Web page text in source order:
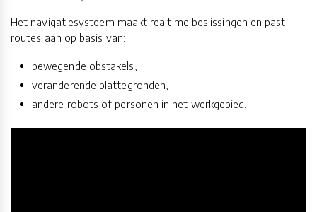
Het navigatiesysteem maakt realtime beslissingen en past
routes aan op basis van:
bewegende obstakels,
veranderende plattegronden,
andere robots of personen in het werkgebied.